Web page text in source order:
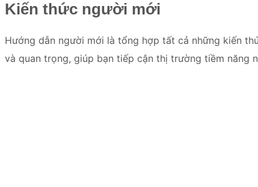
Kiến thức người mới
Hướng dẫn người mới là tổng hợp tất cả những kiến
và quan trọng, giúp bạn tiếp cận thị trường tiềm năng